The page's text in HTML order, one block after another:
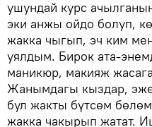
ушундай курс
эки анжы ойдо болуп,
жакка чыгып, эч ким
уялдым. Бирок ата-
маникюр, макияж
Жанымдагы кыздар,
бул жакты бүтсөм
жакка чакырып жатат.